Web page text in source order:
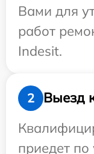
Вами для
работ
Indesit.
2
Выезд
приедет